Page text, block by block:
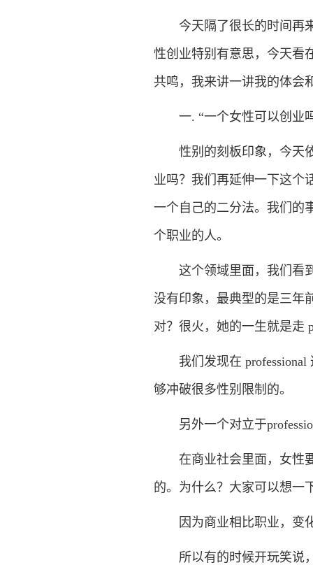
今天隔了很长的时间再来
性创业特别有意思，今天看
共鸣，我来讲一讲我的体会
一. “一个女性可以创业
性别的刻板印象，今天依
业吗？我们再延伸一下这个
一个自己的二分法。我们的
个职业的人。
这个领域里面，我们看到
没有印象，最典型的是三年
对？很火，她的一生就是走
我们发现在 professional
够冲破很多性别限制的。
另外一个对立于
在商业社会里面，女性要
的。为什么？大家可以想一
因为商业相比职业，变化
所以有的时候开玩笑说，